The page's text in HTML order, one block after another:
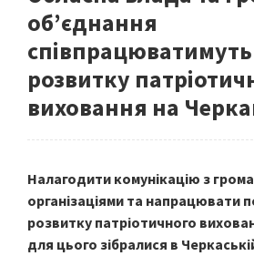
об’єднання
розвитку
виховання на
Налагодити комунікацію з
організаціями та напрацювати
розвитку патріотичного
для цього зібралися в